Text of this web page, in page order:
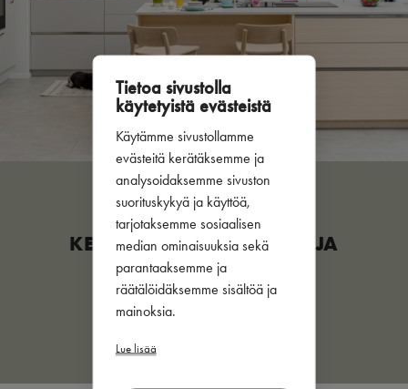
Tietoa sivustolla
käytetyistä evästeistä
Käytämme sivustollamme
evästeitä kerätäksemme ja
analysoidaksemme sivuston
suorituskykyä ja käyttöä,
tarjotaksemme sosiaalisen
median ominaisuuksia sekä
parantaaksemme ja
räätälöidäksemme sisältöä ja
mainoksia.
Lue lisää
KESÄEDUT NYT
KEITTIÖREMONTOIJALLE JA
RAKENTAJALLE
TUTUSTU ETUIHIN